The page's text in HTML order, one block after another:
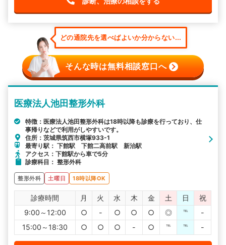
どの通院先を選べばよいか分からない...
そんな時は無料相談窓口へ
医療法人池田整形外科
特徴：医療法人池田整形外科は18時以降も診療を行っており、仕
事帰りなどで利用がしやすいです。
住所：茨城県筑西市横塚933-1
最寄り駅： 下館駅 下館二高前駅 新治駅
アクセス：下館駅から車で5分
診療科目： 整形外科
整形外科 土曜日 18時以降OK
診療時間 月 火 水 木 金 土 日
祝
9:00～12:00
○ - ○ ○ ○ ◎ ℡
-
15:00～18:30
○ ○ ○ - ○ ℡ ℡ -